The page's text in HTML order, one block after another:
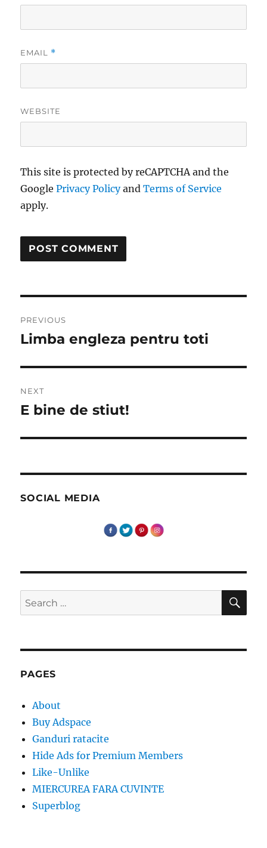
EMAIL *
WEBSITE
This site is protected by reCAPTCHA and the
GooglePrivacy PolicyandTerms of Service
apply.
navigation
PREVIOUS
Previous
Limba engleza pentru toti
NEXT
Next
E bine de stiut!
SOCIAL MEDIA
Search
for:
PAGES
About
Buy Adspace
Ganduri ratacite
Hide Ads for Premium Members
Like-Unlike
MIERCUREA FARA CUVINTE
Superblog